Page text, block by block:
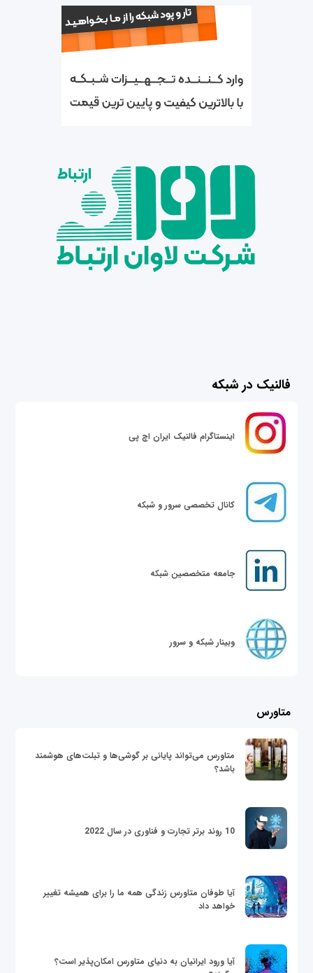
فالنیک در شبکه
اینستاگرام فالنیک ایران اچ پی
کانال تخصصی سرور و شبکه
جامعه متخصصین شبکه
وبینار شبکه و سرور
متاورس
متاورس می‌تواند پایانی بر گوشی‌ها و تبلت‌های هوشمند
باشد؟
10 روند برتر تجارت و فناوری در سال 2022
آیا طوفان متاورس زندگی همه ما را برای همیشه تغییر
خواهد داد
آیا ورود ایرانیان به دنیای متاورس امکان‌پذیر است؟